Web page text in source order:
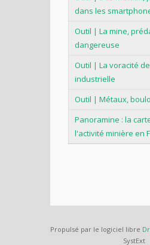
dans les
Outil | La mine,
dangereuse
Outil | La voracité
industrielle
Outil | Métaux,
Panoramine : la
l'activité minière en
Propulsé par le logiciel libre
SystExt